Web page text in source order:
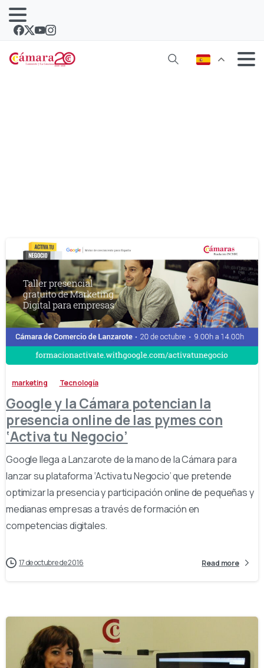
-
marketing Tecnología
Google y la Cámara potencian la
presencia online de las pymes con
‘Activa tu Negocio’
Google llega a Lanzarote de la mano de la Cámara para
lanzar su plataforma ‘Activa tu Negocio’ que pretende
optimizar la presencia y participación online de pequeñas y
medianas empresas a través de formación en
competencias digitales.
17 de octubre de 2016 Read more